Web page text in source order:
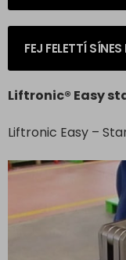
FEJ FELETTÍ
Liftronic® Easy
Liftronic Easy –